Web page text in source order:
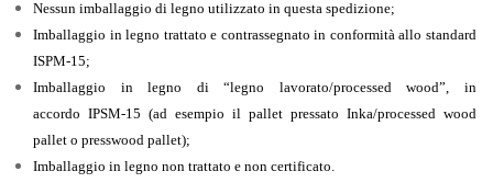
Nessun imballaggio di legno utilizzato in questa spedizione;
Imballaggio in legno trattato e contrassegnato in conformità allo standard
ISPM-15;
Imballaggio in legno di “legno lavorato/processed wood”, in
accordo IPSM-15 (ad esempio il pallet pressato Inka/processed wood
pallet o presswood pallet);
Imballaggio in legno non trattato e non certificato.